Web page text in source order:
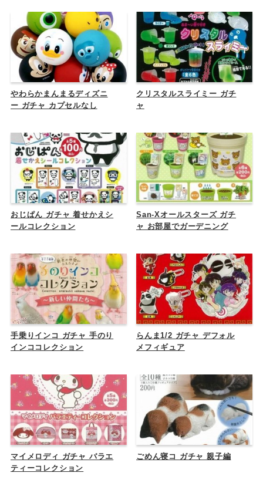
やわらかまんまるディズニ
ー ガチャ カプセルなし
クリスタルスライミー ガチ
ャ
おじぱん ガチャ 着せかえシ
ールコレクション
San-Xオールスターズ ガチ
ャ お部屋でガーデニング
手乗りインコ ガチャ 手のり
インココレクション
らんま1/2 ガチャ デフォル
メフィギュア
マイメロディ ガチャ バラエ
ティーコレクション
ごめん寝コ ガチャ 親子編